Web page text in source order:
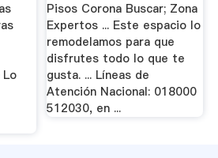
Pisos Corona Buscar; Zona
Expertos ... Este espacio lo
remodelamos para que
disfrutes todo lo que te
gusta. ... Líneas de
Atención Nacional: 018000
512030, en ...